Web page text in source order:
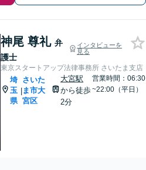
神尾 尊礼 弁
護士
インタビューを
見る
東京スタートアップ法律事務所 さいたま支店
埼
玉
県
|
さいた
ま市大
宮区
大宮駅
から徒歩
2分
営業時間：06:30
~22:00（平日）